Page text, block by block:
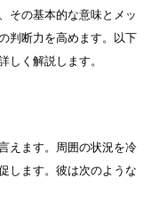
その基本的な意味とメッ
判断力を高めます。以下
しく解説します。
えます。周囲の状況を冷
します。彼は次のような